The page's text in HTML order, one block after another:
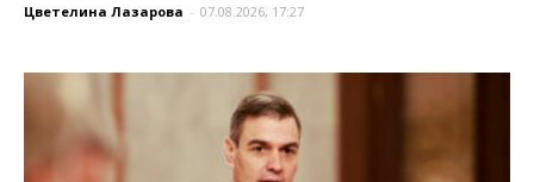
Цветелина Лазарова - 07.08.2026, 17:27